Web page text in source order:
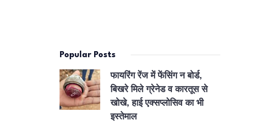
Popular Posts
फायरिंग रेंज में फेंसिंग न बोर्ड,
बिखरे मिले ग्रेनेड व कारतूस से
खोखे, हाई एक्सप्लोसिव का भी
इस्तेमाल